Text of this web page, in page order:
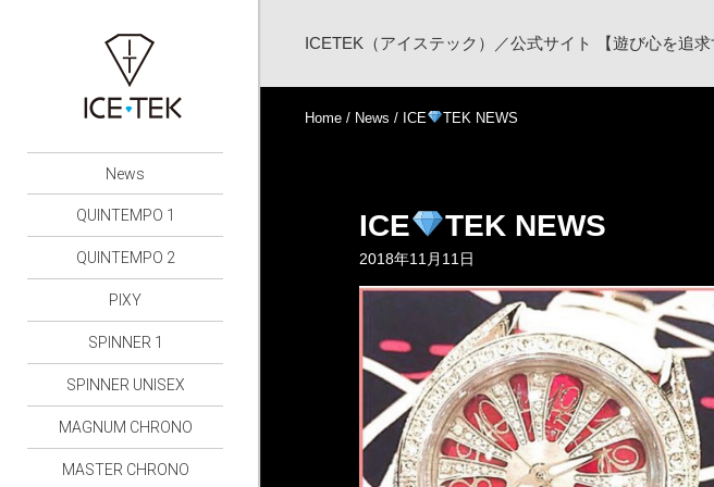
ICETEK（アイステック）／公式サイト 【遊び心を追求
News
QUINTEMPO 1
QUINTEMPO 2
PIXY
SPINNER 1
SPINNER UNISEX
MAGNUM CHRONO
MASTER CHRONO
Home / News / ICE TEK NEWS
ICE TEK NEWS
2018年11月11日